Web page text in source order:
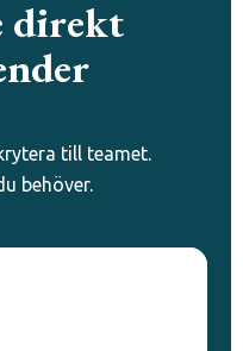
direkt
till teamet.
behöver.